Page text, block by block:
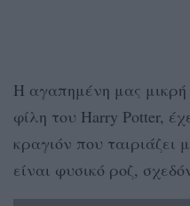
Η αγαπημένη μας μικρή
φίλη του Harry Potter,
κραγιόν που ταιριάζει
είναι φυσικό ροζ,